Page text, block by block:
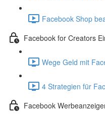
Facebook Shop
Facebook for Creators
Wege Geld mit
4 Strategien für
Facebook